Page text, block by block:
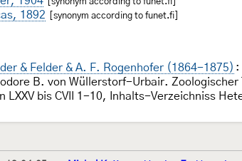
1892 [synonym according to funet.fi]
& Felder & A. F. Rogenhofer (1864-1875) :
B. von Wüllerstorf-Urbair.
LXXV bis CVII 1-10, Inhalts-Verzeichniss